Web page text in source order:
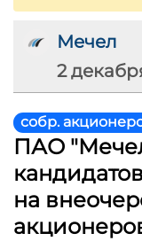
Мечел
2
собр.
ПАО
на